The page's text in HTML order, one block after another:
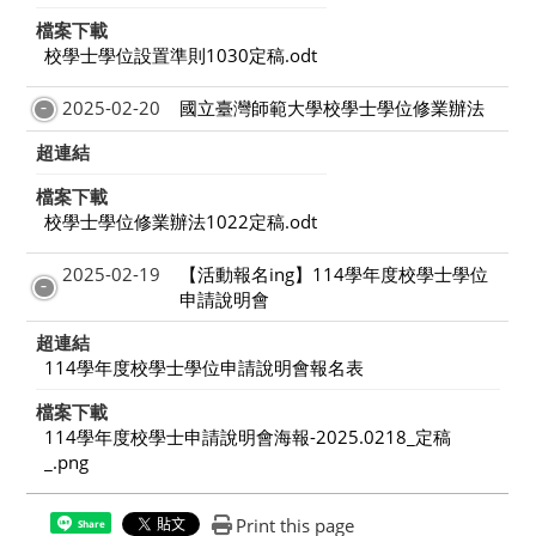
檔案下載
校學士學位設置準則1030定稿.odt
2025-02-20 國立臺灣師範大學校學士學位修業辦法
超連結
檔案下載
校學士學位修業辦法1022定稿.odt
2025-02-19
【活動報名ing】114學年度校學士學位
申請說明會
超連結
114學年度校學士學位申請說明會報名表
檔案下載
114學年度校學士申請說明會海報-2025.0218_定稿
_.png
Share Print this page